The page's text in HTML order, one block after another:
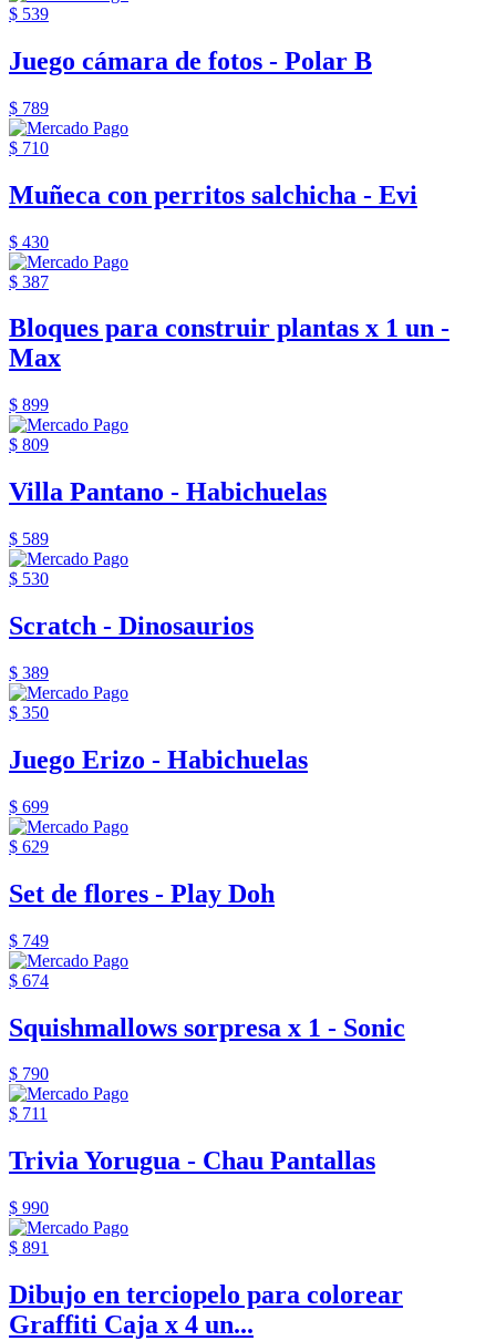
$ 539
Juego cámara de fotos - Polar B
$ 789
$ 710
Muñeca con perritos salchicha - Evi
$ 430
$ 387
Bloques para construir plantas x 1 un -
Max
$ 899
$ 809
Villa Pantano - Habichuelas
$ 589
$ 530
Scratch - Dinosaurios
$ 389
$ 350
Juego Erizo - Habichuelas
$ 699
$ 629
Set de flores - Play Doh
$ 749
$ 674
Squishmallows sorpresa x 1 - Sonic
$ 790
$ 711
Trivia Yorugua - Chau Pantallas
$ 990
$ 891
Dibujo en terciopelo para colorear
Graffiti Caja x 4 un...